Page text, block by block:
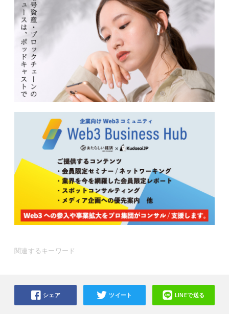
関連するキーワード
シェア ツイート LINEで送る